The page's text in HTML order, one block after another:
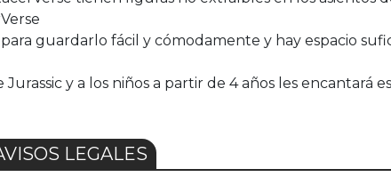
guardarlo fácil y cómodamente y hay espacio
y a los niños a partir de 4 años les encantará
LEGALES